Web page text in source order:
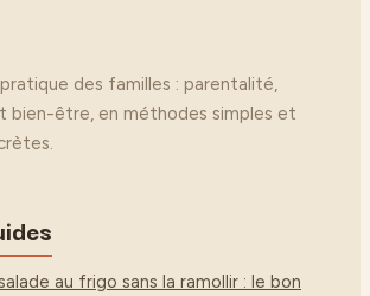
des familles : parentalité,
bien-être, en méthodes simples et
au frigo sans la ramollir : le bon